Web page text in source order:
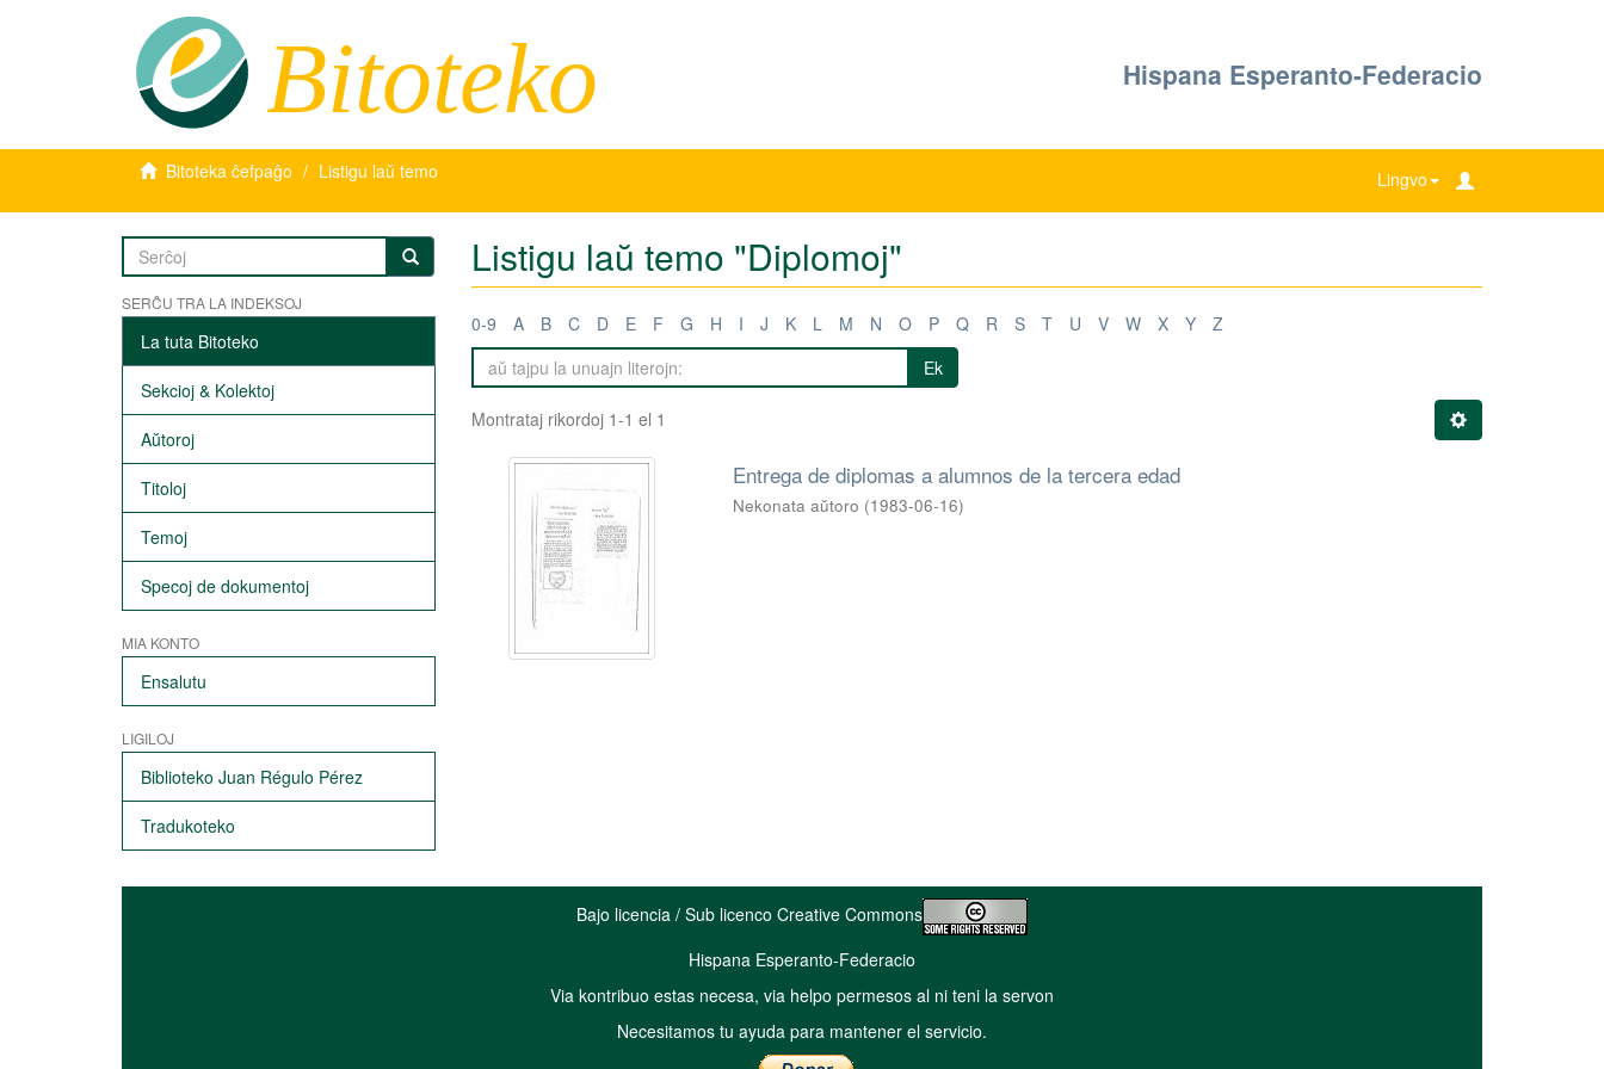
Bitoteko Hispana Esperanto-Federacio
Bitoteka ĉefpaĝo Listigu laŭ temo Lingvo
SERĈU TRA LA INDEKSOJ
La tuta Bitoteko
Sekcioj & Kolektoj
Aŭtoroj
Titoloj
Temoj
Specoj de dokumentoj
MIA KONTO
Ensalutu
LIGILOJ
Biblioteko Juan Régulo Pérez
Tradukoteko
Listigu laŭ temo "Diplomoj"
0-9 A B C D E F G H I J K L M N O P Q R S T U V W X Y
Z
Ek
Montrataj rikordoj 1-1 el 1
Entrega de diplomas a alumnos de la tercera edad
Nekonata aŭtoro (1983-06-16)
Bajo licencia / Sub licenco Creative Commons
Hispana Esperanto-Federacio
Via kontribuo estas necesa, via helpo permesos al ni teni la servon
Necesitamos tu ayuda para mantener el servicio.